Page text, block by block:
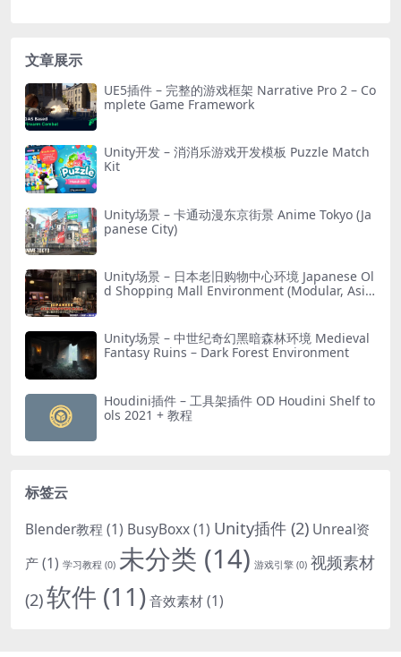
文章展示
UE5插件 – 完整的游戏框架 Narrative Pro 2 – Co
mplete Game Framework
Unity开发 – 消消乐游戏开发模板 Puzzle Match
Kit
Unity场景 – 卡通动漫东京街景 Anime Tokyo (Ja
panese City)
Unity场景 – 日本老旧购物中心环境 Japanese Ol
d Shopping Mall Environment (Modular, Asia
Unity场景 – 中世纪奇幻黑暗森林环境 Medieval
Fantasy Ruins – Dark Forest Environment
Houdini插件 – 工具架插件 OD Houdini Shelf to
ols 2021 + 教程
标签云
Blender教程 (1) BusyBoxx(1) Unity插件 (2) Unreal资
产(1) 学习教程 (0) 未分类 (14) 游戏引擎 (0) 视频素材
(2)软件 (11)音效素材(1)